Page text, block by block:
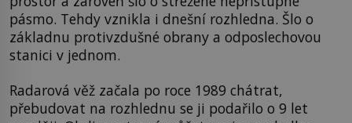
pásmo. Tehdy vznikla i dnešní rozhledna. Šlo o
základnu protivzdušné obrany a odposlechovou
stanici v jednom.
Radarová věž začala po roce 1989 chátrat,
přebudovat na rozhlednu se ji podařilo o 9 let